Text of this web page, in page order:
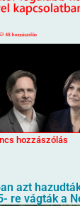
hozzászólás
azt
re vágták a